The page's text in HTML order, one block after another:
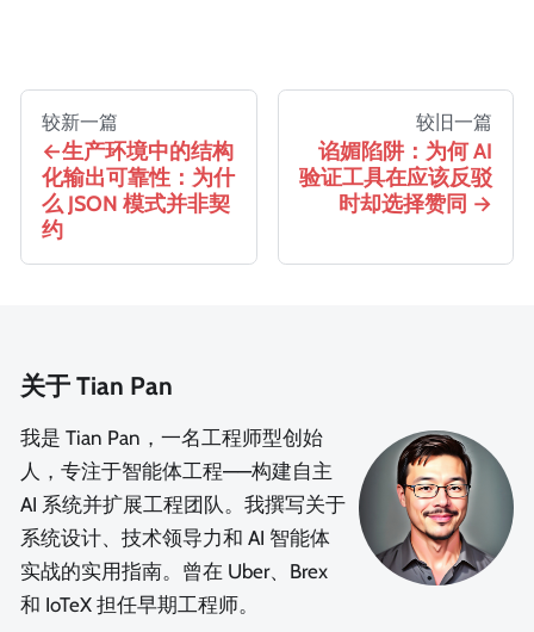
较新一篇
生产环境中的结构
化输出可靠性：为什
么 JSON 模式并非契
约
较旧一篇
谄媚陷阱：为何 AI
验证工具在应该反驳
时却选择赞同
关于 Tian Pan
我是 Tian Pan，一名工程师型创始
人，专注于智能体工程——构建自主
AI 系统并扩展工程团队。我撰写关于
系统设计、技术领导力和 AI 智能体
实战的实用指南。曾在 Uber、Brex
和 IoTeX 担任早期工程师。